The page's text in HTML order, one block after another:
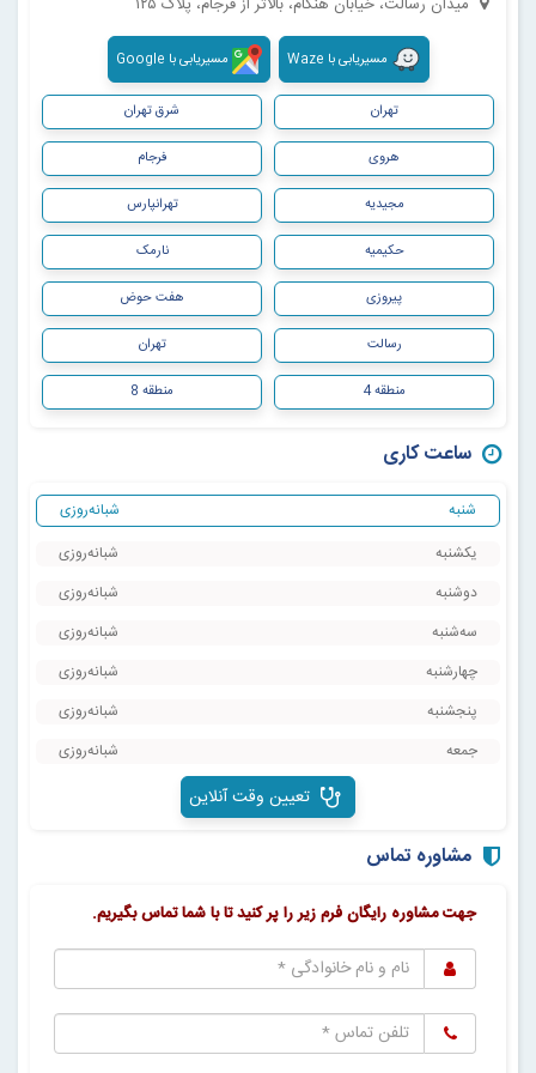
مسیریابی با Waze مسیریابی با Google
تهران شرق تهران
هروی فرجام
مجیدیه تهرانپارس
حکیمیه نارمک
پیروزی هفت حوض
رسالت تهران
منطقه 4 منطقه 8
ساعت کاری
شنبه
شبانه‌روزی
یکشنبه
شبانه‌روزی
دوشنبه
شبانه‌روزی
سه‌شنبه
شبانه‌روزی
چهارشنبه
شبانه‌روزی
پنجشنبه
شبانه‌روزی
جمعه
شبانه‌روزی
تعیین وقت آنلاین
مشاوره تماس